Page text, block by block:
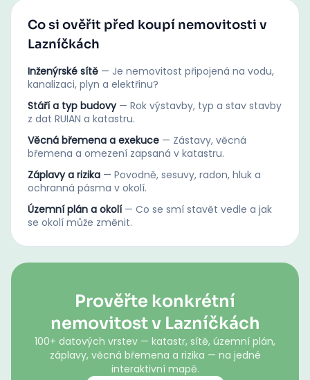
Co si ověřit před koupí nemovitosti v
Lazníčkách
Inženýrské sítě — Je nemovitost připojená na vodu,
kanalizaci, plyn a elektřinu?
Stáří a typ budovy — Rok výstavby, typ a stav stavby
z dat RUIAN a katastru.
Věcná břemena a exekuce — Zástavy, věcná
břemena a omezení zapsaná v katastru.
Záplavy a rizika — Povodně, sesuvy, radon, hluk a
ochranná pásma v okolí.
Územní plán a okolí — Co se smí stavět vedle a jak
se okolí může změnit.
Prověřte konkrétní
nemovitost v Lazníčkách
100+ datových vrstev — katastr, sítě, územní plán,
záplavy, věcná břemena a rizika — na jedné
interaktivní mapě.